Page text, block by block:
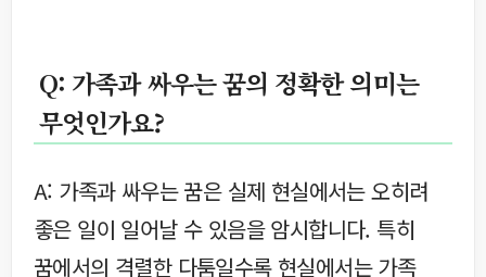
Q: 가족과 싸우는 꿈의 정확한 의미는
무엇인가요?
A: 가족과 싸우는 꿈은 실제 현실에서는 오히려
좋은 일이 일어날 수 있음을 암시합니다. 특히
꿈에서의 격렬한 다툼일수록 현실에서는 가족